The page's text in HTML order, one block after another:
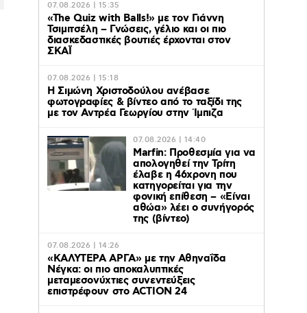
07.08.2026 | 15:35
«The Quiz with Balls!» με τον Γιάννη
Τσιμιτσέλη – Γνώσεις, γέλιο και οι πιο
διασκεδαστικές βουτιές έρχονται στον
ΣΚΑΪ
07.08.2026 | 15:18
Η Σιμώνη Χριστοδούλου ανέβασε
φωτογραφίες & βίντεο από το ταξίδι της
με τον Αντρέα Γεωργίου στην Ίμπιζα
07.08.2026 | 14:40
Marfin: Προθεσμία για να
απολογηθεί την Τρίτη
έλαβε η 46χρονη που
κατηγορείται για την
φονική επίθεση – «Είναι
αθώα» λέει ο συνήγορός
της (βίντεο)
07.08.2026 | 14:26
«ΚΑΛΥΤΕΡΑ ΑΡΓΑ» με την Αθηναΐδα
Νέγκα: οι πιο αποκαλυπτικές
μεταμεσονύχτιες συνεντεύξεις
επιστρέφουν στο ACTION 24